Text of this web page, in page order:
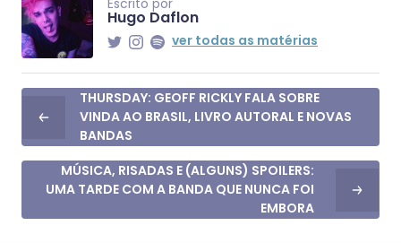
Hugo Daflon
ver todas as matérias
THURSDAY: GEOFF RICKLY FALA SOBRE
VINDA AO BRASIL, LIVRO AUTORAL E NOVAS
BANDAS
MÚSICA, RISADAS E (ALGUNS) SPOILERS:
UMA TARDE COM A BANDA QUE NUNCA FOI
EMBORA